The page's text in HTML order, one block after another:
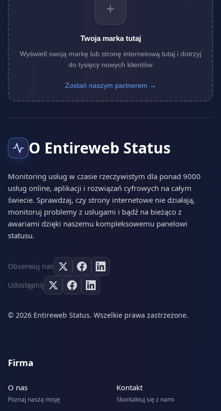
+
Twoja marka tutaj
Wyświetl swoją markę lub stronę internetową tutaj i dotrzyj
do tysięcy nowych klientów
Zostań naszym partnerem →
O Entireweb Status
Monitoring usług w czasie rzeczywistym dla ponad 9000
usług online, aplikacji i rozwiązań cyfrowych na całym
świecie. Sprawdzaj, czy strony internetowe nie działają,
monitoruj problemy z usługami i bądź na bieżąco z
awariami dzięki naszemu kompleksowemu panelowi
statusu.
Obserwuj nas
Udostępnij
© 2026 Entireweb Status. Wszelkie prawa zastrzeżone.
Firma
O nas
Poznaj naszą misję
Kontakt
Skontaktuj się z nami